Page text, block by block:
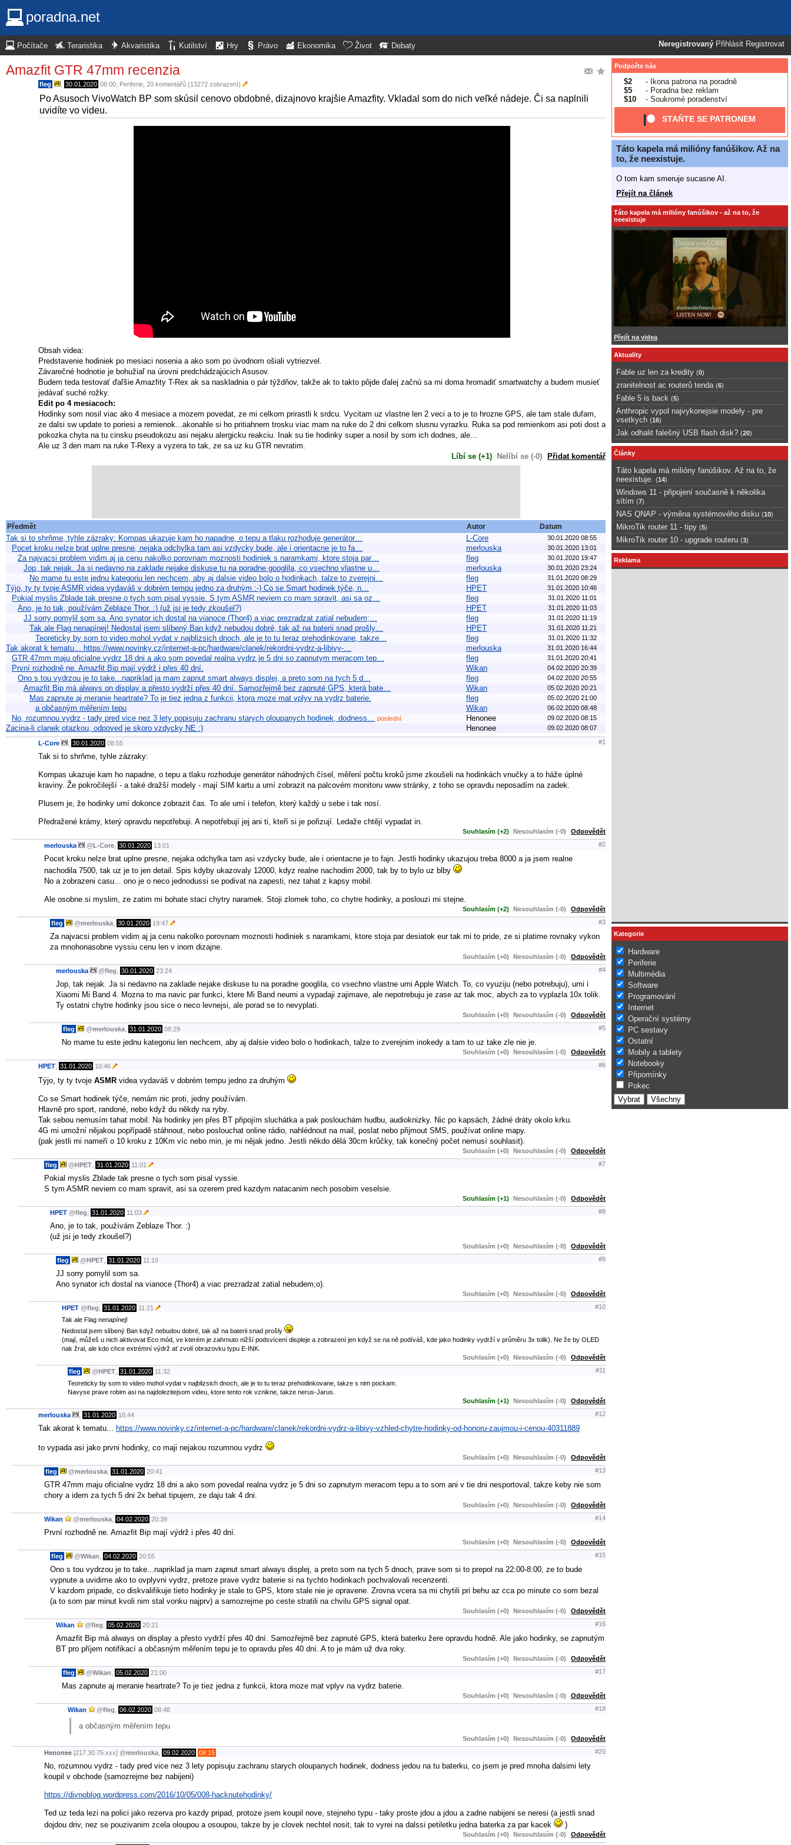
poradna.net
Neregistrovaný Přihlásit Registrovat
Počítače Teraristika Akvaristika Kutilství Hry Právo Ekonomika Život Debaty
Amazfit GTR 47mm recenzia
fleg 30.01.2020 06:00 Periferie , 20 komentářů (13272 zobrazení)
Po Asusoch VivoWatch BP som skúsil cenovo obdobné, dizajnovo krajšie Amazfity. Vkladal som do nich veľké nádeje. Či sa naplnili
uvidíte vo videu.
Obsah videa:
Predstavenie hodiniek po mesiaci nosenia a ako som po úvodnom ošiali vytriezvel.
Závarečné hodnotie je bohužiaľ na úrovni predchádzajúcich Asusov.
Budem teda testovať ďaľšie Amazfity T-Rex ak sa naskladnia o pár týždňov, takže ak to takto pôjde ďalej začnú sa mi doma hromadiť smartwatchy a budem musieť
jedávať suché rožky.
Edit po 4 mesiacoch:
Hodinky som nosil viac ako 4 mesiace a mozem povedat, ze mi celkom prirastli k srdcu. Vycitam uz vlastne len 2 veci a to je to hrozne GPS, ale tam stale dufam,
ze dalsi sw update to poriesi a remienok...akonahle si ho pritiahnem trosku viac mam na ruke do 2 dni celkom slusnu vyrazku. Ruka sa pod remienkom asi poti dost a
pokozka chyta na tu cinsku pseudokozu asi nejaku alergicku reakciu. Inak su tie hodinky super a nosil by som ich dodnes, ale...
Ale uz 3 den mam na ruke T-Rexy a vyzera to tak, ze sa uz ku GTR nevratim.
Líbí se (+1)
Nelíbí se (-0) Přidat komentář
Předmět Autor Datum
Tak si to shrňme, tyhle zázraky: Kompas ukazuje kam ho napadne, o tepu a tlaku rozhoduje generátor… L-Core 30.01.2020 08:55
Pocet kroku nelze brat uplne presne, nejaka odchylka tam asi vzdycky bude, ale i orientacne je to fa… merlouska 30.01.2020 13:01
Za najvacsi problem vidim aj ja cenu nakolko porovnam moznosti hodiniek s naramkami, ktore stoja par… fleg 30.01.2020 19:47
Jop, tak nejak. Ja si nedavno na zaklade nejake diskuse tu na poradne googlila, co vsechno vlastne u… merlouska 30.01.2020 23:24
No mame tu este jednu kategoriu len nechcem, aby aj dalsie video bolo o hodinkach, talze to zverejni… fleg 31.01.2020 08:29
Týjo, ty ty tvoje ASMR videa vydaváš v dobrém tempu jedno za druhým :-) Co se Smart hodinek týče, n… HPET 31.01.2020 10:46
Pokial myslis Zblade tak presne o tych som pisal vyssie. S tym ASMR neviem co mam spravit, asi sa oz… fleg 31.01.2020 11:01
Ano, je to tak, používám Zeblaze Thor. :) (už jsi je tedy zkoušel?) HPET 31.01.2020 11:03
JJ sorry pomylil som sa. Ano synator ich dostal na vianoce (Thor4) a viac prezradzat zatial nebudem;… fleg 31.01.2020 11:19
Tak ale Flag nenapínej! Nedostal jsem slíbený Ban když nebudou dobré, tak až na baterii snad prošly… HPET 31.01.2020 11:21
Teoreticky by som to video mohol vydat v najblizsich dnoch, ale je to tu teraz prehodinkovane, takze… fleg 31.01.2020 11:32
Tak akorat k tematu... https://www.novinky.cz/internet-a-pc/hardware/clanek/rekordni-vydrz-a-libivy-… merlouska 31.01.2020 16:44
GTR 47mm maju oficialne vydrz 18 dni a ako som povedal realna vydrz je 5 dni so zapnutym meracom tep… fleg 31.01.2020 20:41
První rozhodně ne. Amazfit Bip mají výdrž i přes 40 dní. Wikan 04.02.2020 20:39
Ono s tou vydrzou je to take...napriklad ja mam zapnut smart always displej, a preto som na tych 5 d… fleg 04.02.2020 20:55
Amazfit Bip má always on display a přesto vydrží přes 40 dní. Samozřejmě bez zapnuté GPS, která bate… Wikan 05.02.2020 20:21
Mas zapnute aj meranie heartrate? To je tiez jedna z funkcii, ktora moze mat vplyv na vydrz baterie. fleg 05.02.2020 21:00
a občasným měřením tepu Wikan 06.02.2020 08:48
No, rozumnou vydrz - tady pred vice nez 3 lety popisuju zachranu starych oloupanych hodinek, dodness… poslední Henonee 09.02.2020 08:15
Zacina-li clanek otazkou, odpoved je skoro vzdycky NE :) Henonee 09.02.2020 08:07
L-Core 30.01.2020 08:55 #1
Tak si to shrňme, tyhle zázraky:
Kompas ukazuje kam ho napadne, o tepu a tlaku rozhoduje generátor náhodných čísel, měření počtu kroků jsme zkoušeli na hodinkách vnučky a to háže úplné
kraviny. Že pokročilejší - a také dražší modely - mají SIM kartu a umí zobrazit na palcovém monitoru www stránky, z toho se opravdu neposadím na zadek.
Plusem je, že hodinky umí dokonce zobrazit čas. To ale umí i telefon, který každý u sebe i tak nosí.
Předražené krámy, který opravdu nepotřebuji. A nepotřebují jej ani ti, kteří si je pořizují. Ledaže chtějí vypadat in.
Souhlasím (+2) Nesouhlasím (-0) Odpovědět
merlouska @L-Core 30.01.2020 13:01 #2
Pocet kroku nelze brat uplne presne, nejaka odchylka tam asi vzdycky bude, ale i orientacne je to fajn. Jestli hodinky ukazujou treba 8000 a ja jsem realne
nachodila 7500, tak uz je to jen detail. Spis kdyby ukazovaly 12000, kdyz realne nachodim 2000, tak by to bylo uz blby
No a zobrazeni casu... ono je o neco jednodussi se podivat na zapesti, nez tahat z kapsy mobil.
Ale osobne si myslim, ze zatim mi bohate staci chytry naramek. Stoji zlomek toho, co chytre hodinky, a poslouzi mi stejne.
Souhlasím (+2) Nesouhlasím (-0) Odpovědět
fleg @merlouska 30.01.2020 19:47 #3
Za najvacsi problem vidim aj ja cenu nakolko porovnam moznosti hodiniek s naramkami, ktore stoja par desiatok eur tak mi to pride, ze si platime rovnaky vykon
za mnohonasobne vyssiu cenu len v inom dizajne.
Souhlasím (+0) Nesouhlasím (-0) Odpovědět
merlouska @fleg 30.01.2020 23:24 #4
Jop, tak nejak. Ja si nedavno na zaklade nejake diskuse tu na poradne googlila, co vsechno vlastne umi Apple Watch. To, co vyuziju (nebo potrebuju), umi i
Xiaomi Mi Band 4. Mozna to ma navic par funkci, ktere Mi Band neumi a vypadaji zajimave, ale nepotrebuju je zase az tak moc, abych za to vyplazla 10x tolik.
Ty ostatni chytre hodinky jsou sice o neco levnejsi, ale porad se to nevyplati.
Souhlasím (+0) Nesouhlasím (-0) Odpovědět
fleg @merlouska 31.01.2020 08:29 #5
No mame tu este jednu kategoriu len nechcem, aby aj dalsie video bolo o hodinkach, talze to zverejnim inokedy a tam to uz take zle nie je.
Souhlasím (+0) Nesouhlasím (-0) Odpovědět
HPET 31.01.2020 10:46 #6
Týjo, ty ty tvoje ASMR videa vydaváš v dobrém tempu jedno za druhým
Co se Smart hodinek týče, nemám nic proti, jedny používám.
Hlavně pro sport, randoné, nebo když du někdy na ryby.
Tak sebou nemusím tahat mobil. Na hodinky jen přes BT připojím sluchátka a pak poslouchám hudbu, audioknizky. Nic po kapsách, žádné dráty okolo krku.
4G mi umožní nějakou popřípadě stáhnout, nebo poslouchat online rádio, nahlédnout na mail, poslat nebo přijmout SMS, používat online mapy.
(pak jestli mi nameří o 10 kroku z 10Km víc nebo min, je mi nějak jedno. Jestli někdo dělá 30cm krůčky, tak konečný počet nemusí souhlasit).
Souhlasím (+0) Nesouhlasím (-0) Odpovědět
fleg @HPET 31.01.2020 11:01 #7
Pokial myslis Zblade tak presne o tych som pisal vyssie.
S tym ASMR neviem co mam spravit, asi sa ozerem pred kazdym natacanim nech posobim veselsie.
Souhlasím (+1) Nesouhlasím (-0) Odpovědět
HPET @fleg 31.01.2020 11:03 #8
Ano, je to tak, používám Zeblaze Thor. :)
(už jsi je tedy zkoušel?)
Souhlasím (+0) Nesouhlasím (-0) Odpovědět
fleg @HPET 31.01.2020 11:19 #9
JJ sorry pomylil som sa.
Ano synator ich dostal na vianoce (Thor4) a viac prezradzat zatial nebudem;o).
Souhlasím (+0) Nesouhlasím (-0) Odpovědět
HPET @fleg 31.01.2020 11:21
#10
Tak ale Flag nenapínej!
Nedostal jsem slíbený Ban když nebudou dobré, tak až na baterii snad prošly
(mají, můžeš u nich aktivovat Eco mód, ve kterém je zahrnuto nižší podsvícení displeje a zobrazení jen když se na ně podíváš, kde jako hodinky vydrží v průměru 3x tolik). Ne že by OLED
nak žral, ale kdo chce extrémní výdrž ať zvolí obrazovku typu E-INK.
Souhlasím (+0)
Nesouhlasím (-0) Odpovědět
fleg @HPET 31.01.2020 11:32
#11
Teoreticky by som to video mohol vydat v najblizsich dnoch, ale je to tu teraz prehodinkovane, takze s nim pockam.
Navyse prave robim asi na najdolezitejsom videu, ktore tento rok vznikne, takze nerus-Jarus.
Souhlasím (+1)
Nesouhlasím (-0) Odpovědět
merlouska 31.01.2020 16:44 #12
Tak akorat k tematu... https://www.novinky.cz/internet-a-pc/hardware/clanek/rekordni-vydrz-a-libivy-vzhled-chytre-hodinky-od-honoru-zaujmou-i-cenou-40311889
to vypada asi jako prvni hodinky, co maji nejakou rozumnou vydrz
Souhlasím (+0) Nesouhlasím (-0) Odpovědět
fleg @merlouska 31.01.2020 20:41 #13
GTR 47mm maju oficialne vydrz 18 dni a ako som povedal realna vydrz je 5 dni so zapnutym meracom tepu a to som ani v tie dni nesportoval, takze keby nie som
chory a idem za tych 5 dni 2x behat tipujem, ze daju tak 4 dni.
Souhlasím (+0) Nesouhlasím (-0) Odpovědět
Wikan @merlouska 04.02.2020 20:39 #14
První rozhodně ne. Amazfit Bip mají výdrž i přes 40 dní.
Souhlasím (+0) Nesouhlasím (-0) Odpovědět
fleg @Wikan 04.02.2020 20:55 #15
Ono s tou vydrzou je to take...napriklad ja mam zapnut smart always displej, a preto som na tych 5 dnoch, prave som si to prepol na 22:00-8:00, ze to bude
vypnute a uvidime ako to ovplyvni vydrz, pretoze prave vydrz baterie si na tychto hodinkach pochvalovali recenzenti.
V kazdom pripade, co diskvalifikuje tieto hodinky je stale to GPS, ktore stale nie je opravene. Zrovna vcera sa mi chytili pri behu az cca po minute co som bezal
(a to som par minut kvoli nim stal vonku najprv) a samozrejme po ceste stratili na chvilu GPS signal opat.
Souhlasím (+0) Nesouhlasím (-0) Odpovědět
Wikan @fleg 05.02.2020 20:21 #16
Amazfit Bip má always on display a přesto vydrží přes 40 dní. Samozřejmě bez zapnuté GPS, která baterku žere opravdu hodně. Ale jako hodinky, se zapnutým
BT pro příjem notifikací a občasným měřením tepu je to opravdu přes 40 dní. A to je mám už dva roky.
Souhlasím (+0) Nesouhlasím (-0) Odpovědět
fleg @Wikan 05.02.2020 21:00 #17
Mas zapnute aj meranie heartrate? To je tiez jedna z funkcii, ktora moze mat vplyv na vydrz baterie.
Souhlasím (+0) Nesouhlasím (-0) Odpovědět
Wikan @fleg 06.02.2020 08:48 #18
a občasným měřením tepu
Souhlasím (+0) Nesouhlasím (-0) Odpovědět
Henonee [217.30.75.xxx] @merlouska 09.02.2020 08:15 #20
No, rozumnou vydrz - tady pred vice nez 3 lety popisuju zachranu starych oloupanych hodinek, dodness jedou na tu baterku, co jsem je pred mnoha dalsimi lety
koupil v obchode (samozrejme bez nabijeni)
https://divnoblog.wordpress.com/2016/10/05/008-hacknutehodinky/
Ted uz teda lezi na polici jako rezerva pro kazdy pripad, protoze jsem koupil nove, stejneho typu - taky proste jdou a jdou a zadne nabijeni se neresi (a jestli snad
dojdou driv, nez se pouzivanim zcela oloupou a osoupou, takze by je clovek nechtel nosit, tak to vyrei na dalssi petiletku jedna baterka za par kacek
)
Souhlasím (+0) Nesouhlasím (-0)
Odpovědět
Podpořte nás
$2
- Ikona patrona na poradně
$5
- Poradna bez reklam
$10
- Soukromé poradenství
STAŇTE SE PATRONEM
Táto kapela má milióny fanúšikov. Až na
to, že neexistuje.
O tom kam smeruje sucasne AI.
Přejít na článek
Táto kapela má milióny fanúšikov - až na to, že
neexistuje
Přejít na videa
Aktuality
Fable uz len za kredity (0)
zranitelnost ac routerů tenda (6)
Fable 5 is back (5)
Anthropic vypol najvykonejsie modely - pre
vsetkych (16)
Jak odhalit falešný USB flash disk? (20)
Články
Táto kapela má milióny fanúšikov. Až na to, že
neexistuje.
(14)
Windows 11 - připojení současně k několika
sítím (7)
NAS QNAP - výměna systémového disku (10)
MikroTik router 11 - tipy (5)
MikroTik router 10 - upgrade routeru (3)
Reklama
Kategorie
Hardware
Periferie
Multimédia
Software
Programování
Internet
Operační systémy
PC sestavy
Ostatní
Mobily a tablety
Notebooky
Připomínky
Pokec